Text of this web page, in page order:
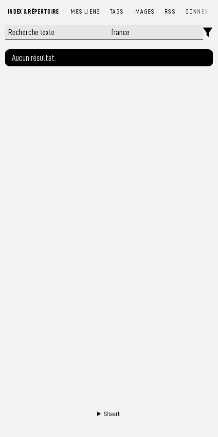
INDEX & RÉPERTOIRE MES LIENS TAGS IMAGES RSS CONNEXION
Aucun résultat.
Shaarli